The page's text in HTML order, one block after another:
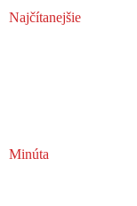
Najčítanejšie
Minúta